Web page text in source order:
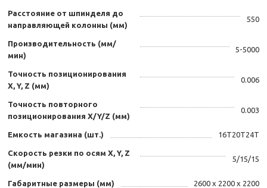
Расстояние от шпинделя до
направляющей колонны (мм)
550
Производительность (мм/
мин)
5-5000
Точность позиционирования
X, Y, Z (мм)
0.006
Точность повторного
позиционирования X/Y/Z (мм)
0.003
Емкость магазина (шт.) 16T20T24T
Скорость резки по осям X, Y, Z
(мм/мин)
5/15/15
Габаритные размеры (мм) 2600 х 2200 х 2200